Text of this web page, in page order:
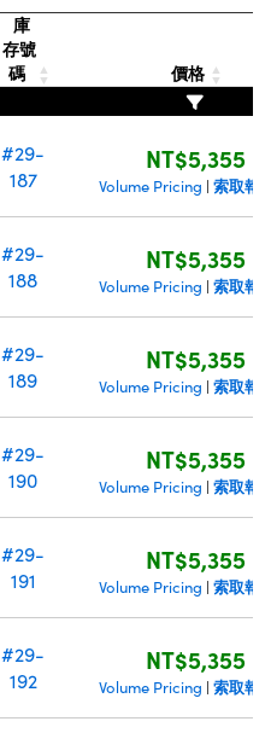
庫
存號
碼
價格
#29-
187
NT$5,355
Volume Pricing | 索取報
#29-
188
NT$5,355
Volume Pricing | 索取報
#29-
189
NT$5,355
Volume Pricing | 索取報
#29-
190
NT$5,355
Volume Pricing | 索取報
#29-
191
NT$5,355
Volume Pricing | 索取報
#29-
192
NT$5,355
Volume Pricing | 索取報